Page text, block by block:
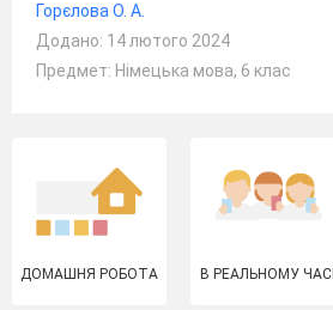
Горєлова О. А.
Додано: 14 лютого 2024
Предмет: Німецька мова, 6 клас
ДОМАШНЯ РОБОТА В РЕАЛЬНОМУ ЧАСІ